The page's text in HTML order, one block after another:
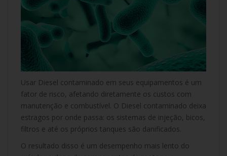
Usar Diesel contaminado em seus equipamentos é um
fator de risco, afetando diretamente os custos com
manutenção e combustível. O Diesel contaminado deixa
estragos por onde passa: os sistemas de injeção, bicos,
filtros e até os próprios tanques são danificados.
O resultado disso é um desempenho mais lento do